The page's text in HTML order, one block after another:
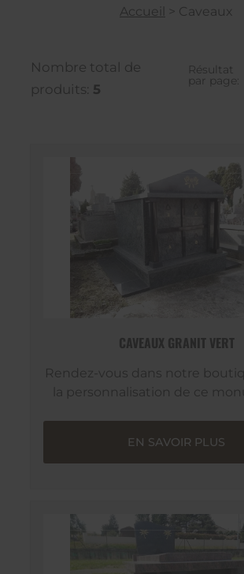
Accueil > Caveaux
Nombre total de
produits: 5
Résultat
par page:
CAVEAUX GRANIT VERT
Rendez-vous dans notre
la personnalisation de ce
EN SAVOIR PLUS